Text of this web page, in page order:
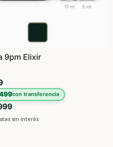
9pm Elixir
con transferencia
sin interés